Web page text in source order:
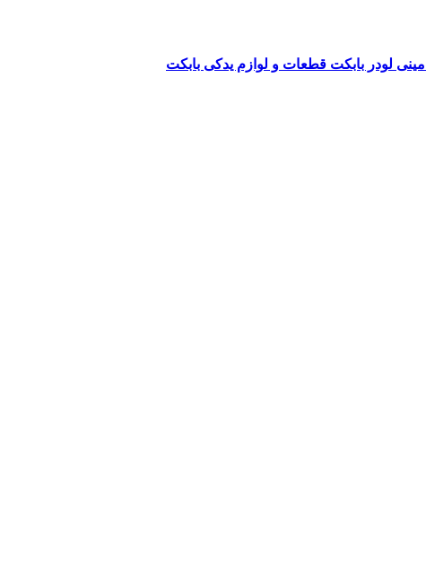
مینی لودر بابکت قطعات و لوازم یدکی بابکت